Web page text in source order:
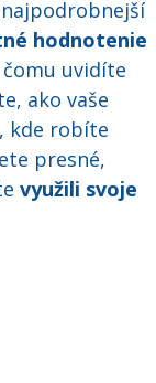
hodnotenie
uvidíte
ako vaše
kde robíte
presné,
využili svoje